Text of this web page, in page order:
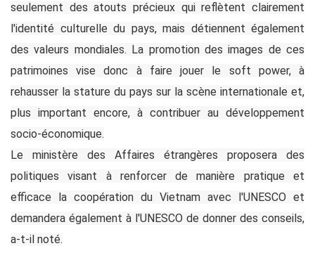
seulement des atouts précieux qui reflètent clairement
l'identité culturelle du pays, mais détiennent également
des valeurs mondiales. La promotion des images de ces
patrimoines vise donc à faire jouer le soft power, à
rehausser la stature du pays sur la scène internationale et,
plus important encore, à contribuer au développement
socio-économique.
Le ministère des Affaires étrangères proposera des
politiques visant à renforcer de manière pratique et
efficace la coopération du Vietnam avec l'UNESCO et
demandera également à l'UNESCO de donner des conseils,
a-t-il noté.